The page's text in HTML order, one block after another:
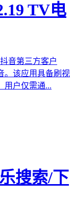
TV电
音第三方客户
。该应用具备刷视
用户仅需通...
搜索/下